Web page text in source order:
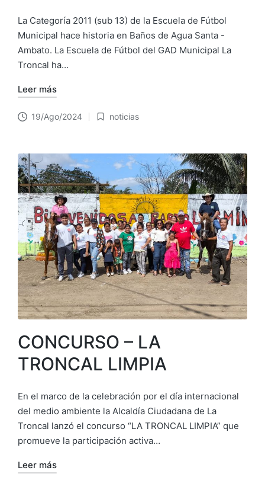
La Categoría 2011 (sub 13) de la Escuela de Fútbol
Municipal hace historia en Baños de Agua Santa -
Ambato. La Escuela de Fútbol del GAD Municipal La
Troncal ha…
Leer más
19/Ago/2024
Publicado
noticias
CONCURSO – LA
TRONCAL LIMPIA
En el marco de la celebración por el día internacional
del medio ambiente la Alcaldía Ciudadana de La
Troncal lanzó el concurso “LA TRONCAL LIMPIA” que
promueve la participación activa…
Leer más